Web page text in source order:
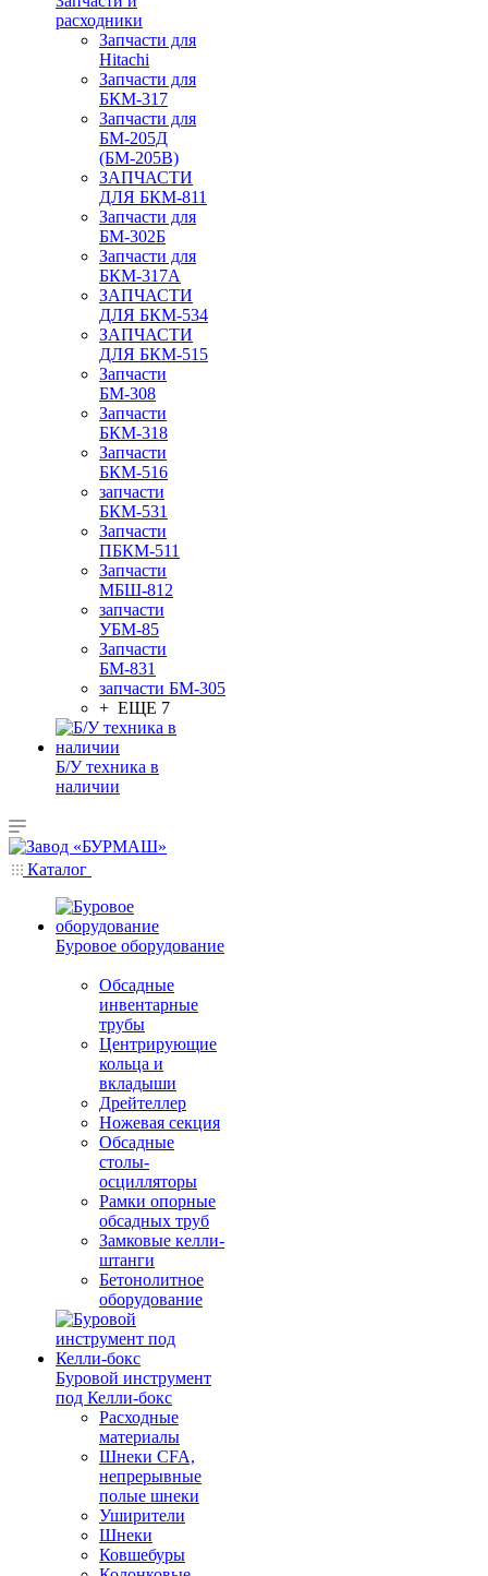
расходники
Запчасти для
Hitachi
Запчасти для
БКМ-317
Запчасти для
БМ-205Д
(БМ-205В)
ЗАПЧАСТИ
ДЛЯ БКМ-811
Запчасти для
БМ-302Б
Запчасти для
БКМ-317А
ЗАПЧАСТИ
ДЛЯ БКМ-534
ЗАПЧАСТИ
ДЛЯ БКМ-515
Запчасти
БМ-308
Запчасти
БКМ-318
Запчасти
БКМ-516
запчасти
БКМ-531
Запчасти
ПБКМ-511
Запчасти
МБШ-812
запчасти
УБМ-85
Запчасти
БМ-831
запчасти БМ-305
+ ЕЩЕ 7
Б/У техника в
наличии
Каталог
Буровое оборудование
Обсадные
инвентарные
трубы
Центрирующие
кольца и
вкладыши
Дрейтеллер
Ножевая секция
Обсадные
столы-
осцилляторы
Рамки опорные
обсадных труб
Замковые келли-
штанги
Бетонолитное
оборудование
Буровой инструмент
под Келли-бокс
Расходные
материалы
Шнеки CFA,
непрерывные
полые шнеки
Уширители
Шнеки
Ковшебуры